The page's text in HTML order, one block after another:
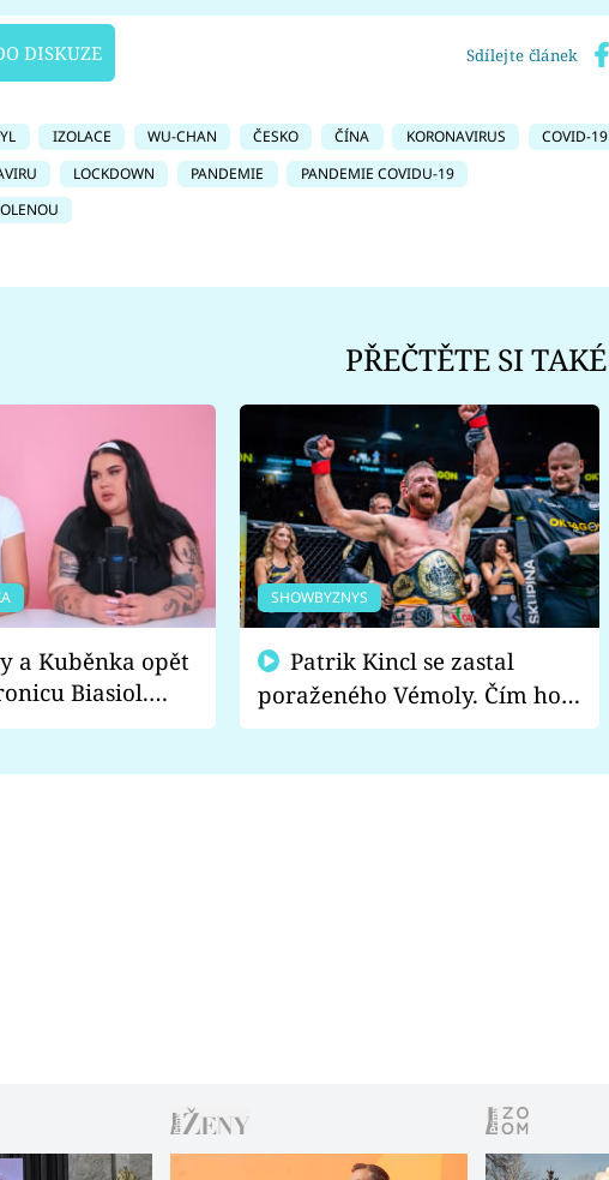
DISKUZE Sdílejte článek
IZOLACE WU-CHAN ČESKO ČÍNA KORONAVIRUS
COVID-19
LOCKDOWN PANDEMIE
PANDEMIE COVIDU-19
PŘEČTĚTE SI TAKÉ
a Kuběnka opět
Biasiol.
nich falešná a
SHOWBYZNYS
poraženého Vémoly. Čím ho
fanoušci naštvali?